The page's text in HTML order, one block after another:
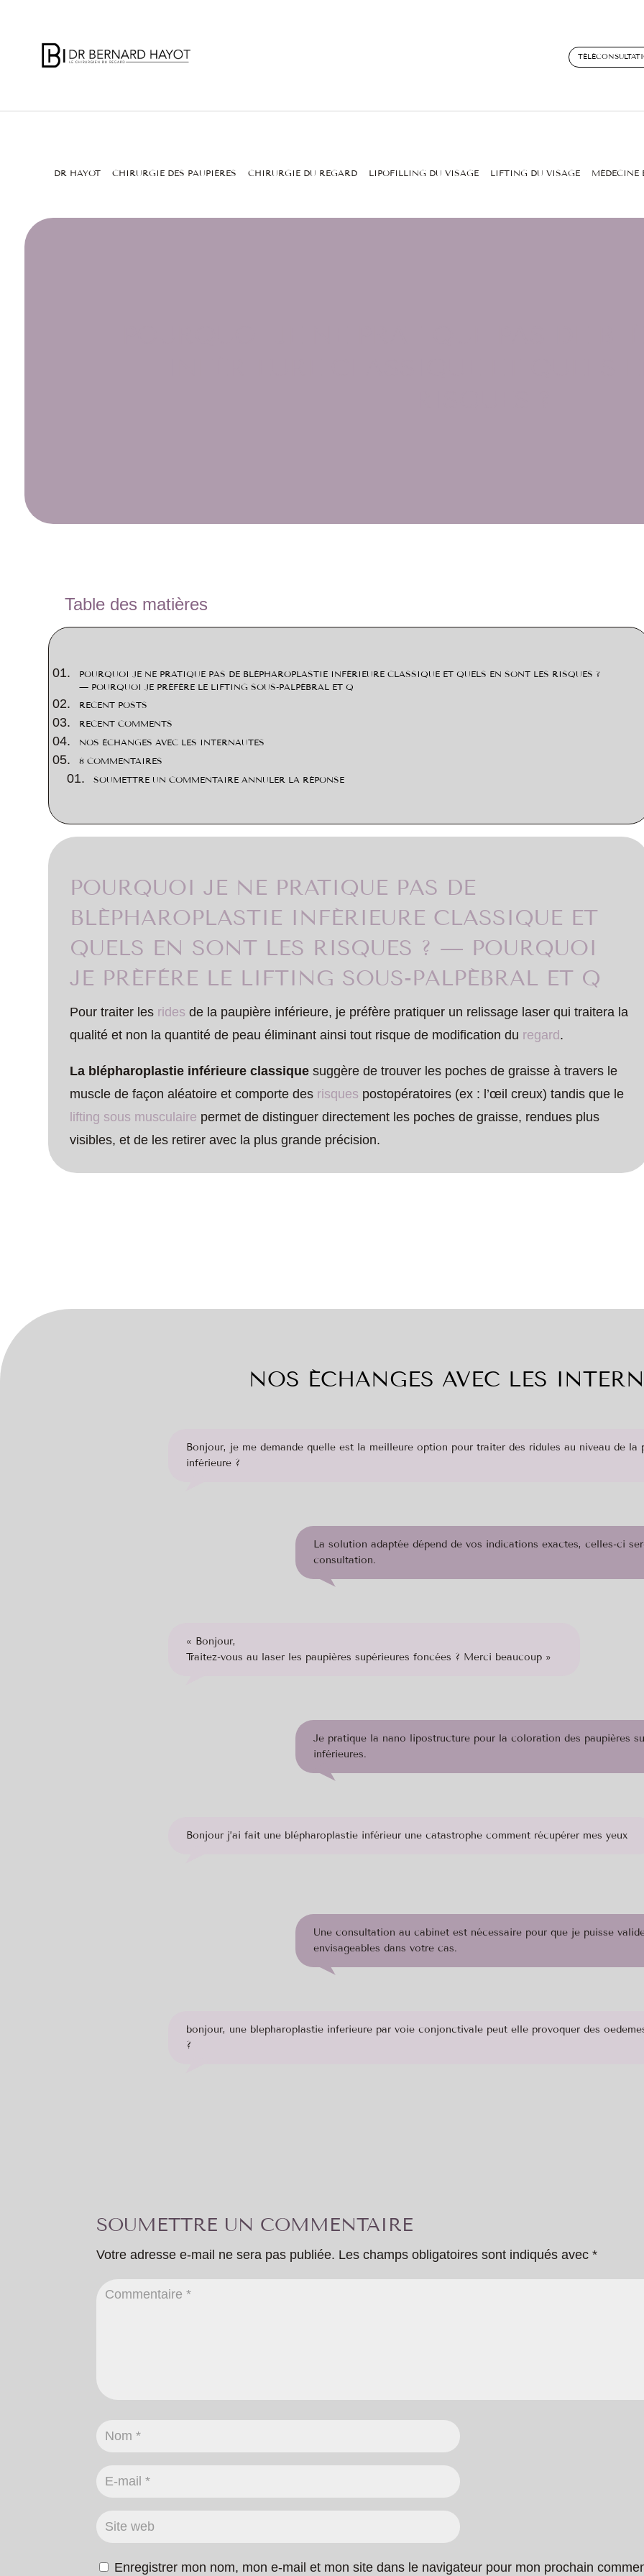
DR HAYOT CHIRURGIE DES PAUPIÈRES CHIRURGIE DU REGARD LIPOFILLING DU VISAGE LIFTING DU VISAGE MÉDECINE
Table des matières
POURQUOI JE NE PRATIQUE PAS DE BLÉPHAROPLASTIE INFÉRIEURE CLASSIQUE ET QUELS EN SONT LES RISQUES ?
— POURQUOI JE PRÉFÈRE LE LIFTING SOUS-PALPÉBRAL ET Q
RECENT POSTS
RECENT COMMENTS
NOS ÉCHANGES AVEC LES INTERNAUTES
8 COMMENTAIRES
SOUMETTRE UN COMMENTAIRE ANNULER LA RÉPONSE
POURQUOI JE NE PRATIQUE PAS DE
BLÉPHAROPLASTIE INFÉRIEURE CLASSIQUE ET
QUELS EN SONT LES RISQUES ? — POURQUOI
JE PRÉFÈRE LE LIFTING SOUS-PALPÉBRAL ET Q
Pour traiter les rides de la paupière inférieure, je préfère pratiquer un relissage laser qui traitera la
qualité et non la quantité de peau éliminant ainsi tout risque de modification du regard .
La blépharoplastie inférieure classique suggère de trouver les poches de graisse à travers le
muscle de façon aléatoire et comporte des risques postopératoires (ex : l’œil creux) tandis que le
lifting sous musculaire permet de distinguer directement les poches de graisse, rendues plus
visibles, et de les retirer avec la plus grande précision.
NOS ÉCHANGES AVEC LES
Bonjour, je me demande quelle est la meilleure option pour traiter des ridules au niveau de la
inférieure ?
La solution adaptée dépend de vos indications exactes, celles-ci
consultation.
« Bonjour,
Traitez-vous au laser les paupières supérieures foncées ? Merci beaucoup »
Je pratique la nano lipostructure pour la coloration des paupières
inférieures.
Bonjour j’ai fait une blépharoplastie inférieur une catastrophe comment récupérer mes yeux
Une consultation au cabinet est nécessaire pour que je puisse
envisageables dans votre cas.
bonjour, une blepharoplastie inferieure par voie conjonctivale peut elle provoquer des
?
SOUMETTRE UN COMMENTAIRE
Votre adresse e-mail ne sera pas publiée. Les champs obligatoires sont indiqués avec*
Enregistrer mon nom, mon e-mail et mon site dans le navigateur pour mon prochain